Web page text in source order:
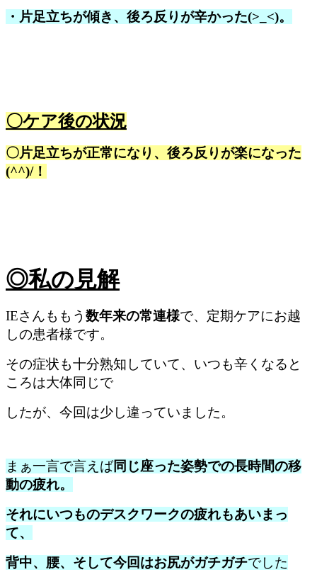
・片足立ちが傾き、後ろ反りが辛かった(>_<)。
〇ケア後の状況
〇片足立ちが正常になり、 後ろ反りが楽になった
(^^)/！
◎私の見解
IEさんももう 数年来の常連様で、定期ケアにお越
しの患者様です。
その症状も十分熟知していて、いつも辛くなると
ころは大体同じで
したが、今回は少し違っていました。
まぁ一言で言えば同じ座った姿勢での長時間の移
動の疲れ。
それにいつものデスクワークの疲れもあいまっ
て、
背中、腰、そして今回はお尻がガチガチでした